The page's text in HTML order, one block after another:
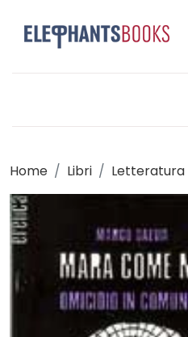
Home Libri Letteratura